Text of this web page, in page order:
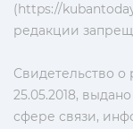
(https://
редакции
Свидетельство
25.05.2018,
сфере связи,